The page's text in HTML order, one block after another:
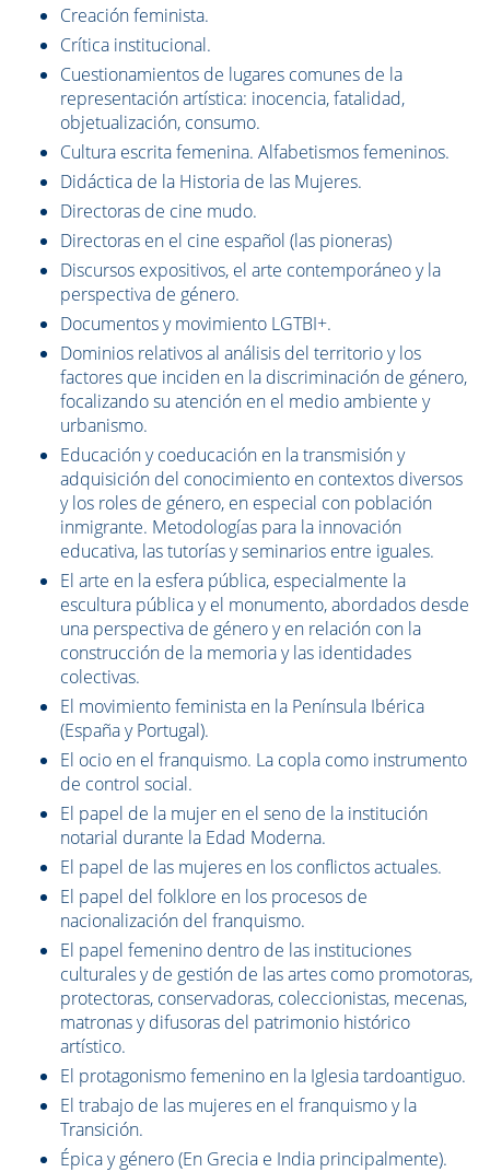
Creación feminista.
Crítica institucional.
Cuestionamientos de lugares comunes de la
representación artística: inocencia, fatalidad,
objetualización, consumo.
Cultura escrita femenina. Alfabetismos femeninos.
Didáctica de la Historia de las Mujeres.
Directoras de cine mudo.
Directoras en el cine español (las pioneras)
Discursos expositivos, el arte contemporáneo y la
perspectiva de género.
Documentos y movimiento LGTBI+.
Dominios relativos al análisis del territorio y los
factores que inciden en la discriminación de género,
focalizando su atención en el medio ambiente y
urbanismo.
Educación y coeducación en la transmisión y
adquisición del conocimiento en contextos diversos
y los roles de género, en especial con población
inmigrante. Metodologías para la innovación
educativa, las tutorías y seminarios entre iguales.
El arte en la esfera pública, especialmente la
escultura pública y el monumento, abordados desde
una perspectiva de género y en relación con la
construcción de la memoria y las identidades
colectivas.
El movimiento feminista en la Península Ibérica
(España y Portugal).
El ocio en el franquismo. La copla como instrumento
de control social.
El papel de la mujer en el seno de la institución
notarial durante la Edad Moderna.
El papel de las mujeres en los conflictos actuales.
El papel del folklore en los procesos de
nacionalización del franquismo.
El papel femenino dentro de las instituciones
culturales y de gestión de las artes como promotoras,
protectoras, conservadoras, coleccionistas, mecenas,
matronas y difusoras del patrimonio histórico
artístico.
El protagonismo femenino en la Iglesia tardoantiguo.
El trabajo de las mujeres en el franquismo y la
Transición.
Épica y género (En Grecia e India principalmente).